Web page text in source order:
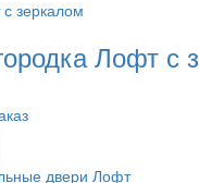
Лофт с